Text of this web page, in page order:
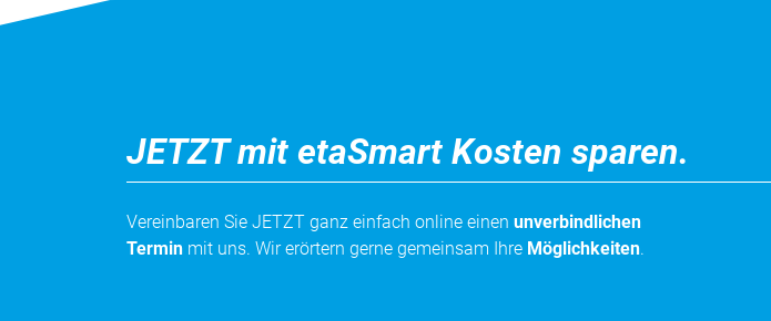
JETZT mit etaSmart Kosten sparen.
Vereinbaren Sie JETZT ganz einfach online einen unverbindlichen
Termin mit uns. Wir erörtern gerne gemeinsam Ihre Möglichkeiten.